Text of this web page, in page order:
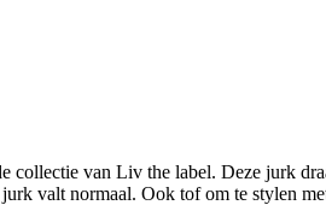
van Liv the label. Deze jurk
valt normaal. Ook tof om te stylen